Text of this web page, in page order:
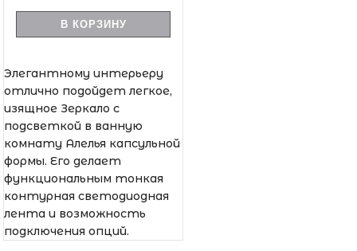
В КОРЗИНУ
Элегантному интерьеру
отлично подойдет легкое,
изящное Зеркало с
подсветкой в ванную
комнату Алелья капсульной
формы. Его делает
функциональным тонкая
контурная светодиодная
лента и возможность
подключения опций.